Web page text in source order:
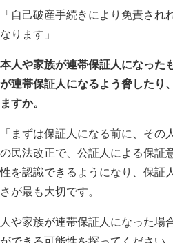
自己破産手続きにより免責され
ります」
人や家族が連帯保証人になった
連帯保証人になるよう脅したり
すか。
まずは保証人になる前に、その
民法改正で、公証人による保証
を認識できるようになり、保証
が最も大切です。
や家族が連帯保証人になった